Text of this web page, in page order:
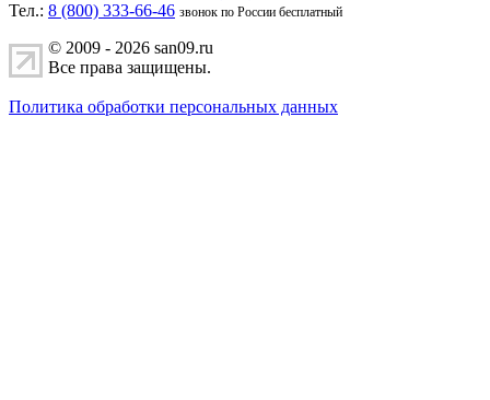
Тел.: 8 (800) 333-66-46 звонок по России бесплатный
© 2009 - 2026 san09.ru
Все права защищены.
Политика обработки персональных данных